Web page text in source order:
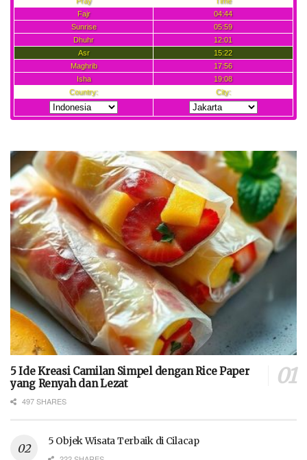
5 Ide Kreasi Camilan Simpel dengan Rice Paper
yang Renyah dan Lezat
497 SHARES
5 Objek Wisata Terbaik di Cilacap